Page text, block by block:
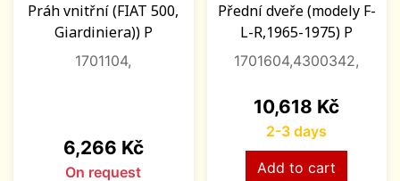
Práh vnitřní (FIAT 500,
Giardiniera)) P
1701104,
Price
6,266 Kč
On request
Přední dveře (modely F-
L-R,1965-1975) P
1701604,4300342,
Price
10,618 Kč
2-3 days
Add to cart